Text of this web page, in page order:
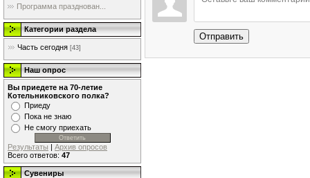
Программа празднован...
Категории раздела
Часть сегодня [43]
Наш опрос
Вы приедете на 70-летие
Котельниковского полка?
Приеду
Пока не знаю
Не смогу приехать
Результаты | Архив опросов
Всего ответов: 47
Сувениры
Отправить